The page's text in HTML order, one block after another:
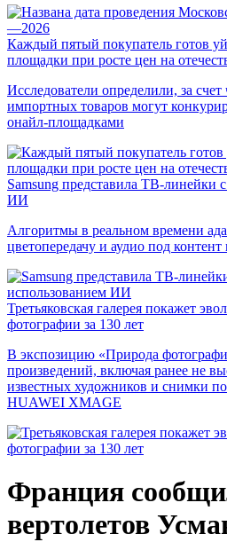
Каждый пятый покупатель готов
площадки при росте цен на
Исследователи определили, за
импортных товаров могут
онайл-площадками
Samsung представила ТВ-линейки
ИИ
Алгоритмы в реальном времени
цветопередачу и аудио под
Третьяковская галерея покажет
фотографии за 130 лет
В экспозицию «Природа
произведений, включая ранее не
известных художников и снимки
HUAWEI XMAGE
Франция
вертолетов